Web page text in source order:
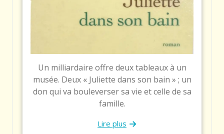
Un milliardaire offre deux tableaux à un
musée. Deux « Juliette dans son bain » ; un
don qui va bouleverser sa vie et celle de sa
famille.
Lire plus